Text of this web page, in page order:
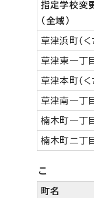
指定学校変
（全域）
草津浜町(く
草津東一丁
草津本町(く
草津南一丁
楠木町一丁
楠木町二丁
こ
町名